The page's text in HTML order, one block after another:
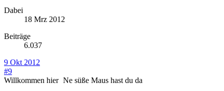
Dabei
18 Mrz 2012
Beiträge
6.037
9 Okt 2012
#9
Willkommen hier Ne süße Maus hast du da